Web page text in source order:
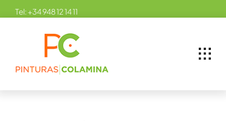
SkipTel:+34 948 12 14 11